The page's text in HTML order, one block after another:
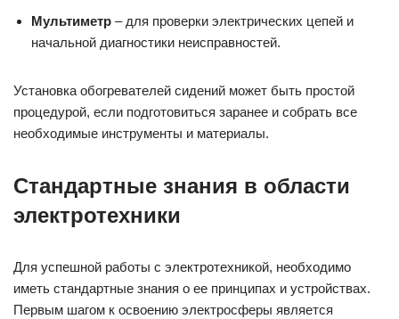
Мультиметр – для проверки электрических цепей и
начальной диагностики неисправностей.
Установка обогревателей сидений может быть простой
процедурой, если подготовиться заранее и собрать все
необходимые инструменты и материалы.
Стандартные знания в области
электротехники
Для успешной работы с электротехникой, необходимо
иметь стандартные знания о ее принципах и устройствах.
Первым шагом к освоению электросферы является